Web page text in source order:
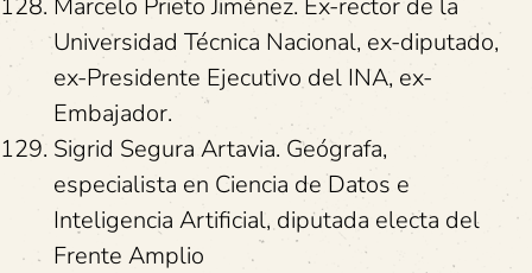
Marcelo Prieto Jiménez. Ex-rector de la
Universidad Técnica Nacional, ex-diputado,
ex-Presidente Ejecutivo del INA, ex-
Embajador.
Sigrid Segura Artavia. Geógrafa,
especialista en Ciencia de Datos e
Inteligencia Artificial, diputada electa del
Frente Amplio